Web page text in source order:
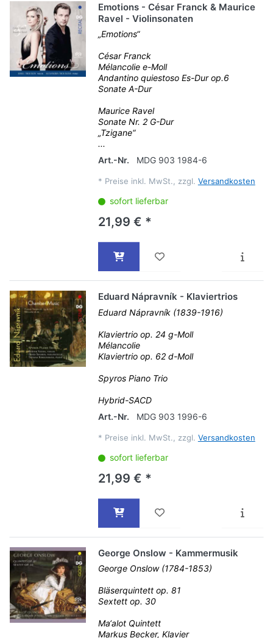
Emotions - César Franck & Maurice
Ravel - Violinsonaten
„Emotions“
César Franck
Mélancolie e-Moll
Andantino quiestoso Es-Dur op.6
Sonate A-Dur
Maurice Ravel
Sonate Nr. 2 G-Dur
„Tzigane“
...
Art.-Nr.
MDG 903 1984-6
* Preise inkl. MwSt., zzgl. Versandkosten
sofort lieferbar
21,99 € *
Eduard Nápravník - Klaviertrios
Eduard Nápravník (1839-1916)
Klaviertrio op. 24 g-Moll
Mélancolie
Klaviertrio op. 62 d-Moll
Spyros Piano Trio
Hybrid-SACD
Art.-Nr.
MDG 903 1996-6
* Preise inkl. MwSt., zzgl. Versandkosten
sofort lieferbar
21,99 € *
George Onslow - Kammermusik
George Onslow (1784-1853)
Bläserquintett op. 81
Sextett op. 30
Ma‘alot Quintett
Markus Becker, Klavier